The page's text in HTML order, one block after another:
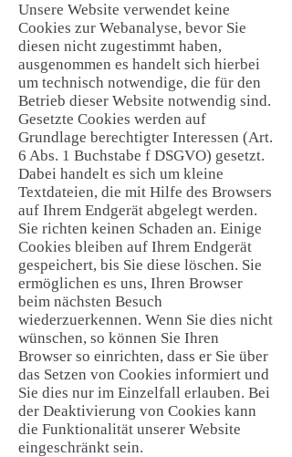
Unsere Website verwendet keine
Cookies zur Webanalyse, bevor Sie
diesen nicht zugestimmt haben,
ausgenommen es handelt sich hierbei
um technisch notwendige, die für den
Betrieb dieser Website notwendig sind.
Gesetzte Cookies werden auf
Grundlage berechtigter Interessen (Art.
6 Abs. 1 Buchstabe f DSGVO) gesetzt.
Dabei handelt es sich um kleine
Textdateien, die mit Hilfe des Browsers
auf Ihrem Endgerät abgelegt werden.
Sie richten keinen Schaden an. Einige
Cookies bleiben auf Ihrem Endgerät
gespeichert, bis Sie diese löschen. Sie
ermöglichen es uns, Ihren Browser
beim nächsten Besuch
wiederzuerkennen. Wenn Sie dies nicht
wünschen, so können Sie Ihren
Browser so einrichten, dass er Sie über
das Setzen von Cookies informiert und
Sie dies nur im Einzelfall erlauben. Bei
der Deaktivierung von Cookies kann
die Funktionalität unserer Website
eingeschränkt sein.